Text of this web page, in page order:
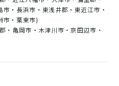
・長浜市・東浅井郡・東近江市・
市・栗東市)
・亀岡市・木津川市・京田辺市・
・京都市西京区・京都市東山区・
市山科区・久世郡・城陽市・相楽